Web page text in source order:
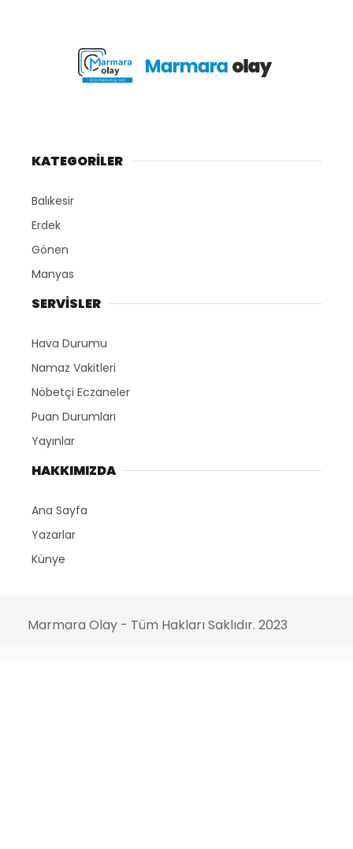
KATEGORİLER
Balıkesir
Erdek
Gönen
Manyas
SERVİSLER
Hava Durumu
Namaz Vakitleri
Nöbetçi Eczaneler
Puan Durumları
Yayınlar
HAKKIMIZDA
Ana Sayfa
Yazarlar
Künye
Marmara Olay - Tüm Hakları Saklıdır. 2023